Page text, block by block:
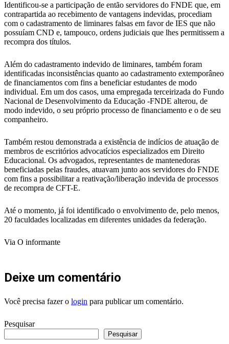
Identificou-se a participação de então servidores do FNDE que, em
contrapartida ao recebimento de vantagens indevidas, procediam
com o cadastramento de liminares falsas em favor de IES que não
possuíam CND e, tampouco, ordens judiciais que lhes permitissem a
recompra dos títulos.
Além do cadastramento indevido de liminares, também foram
identificadas inconsistências quanto ao cadastramento extemporâneo
de financiamentos com fins a beneficiar estudantes de modo
individual. Em um dos casos, uma empregada terceirizada do Fundo
Nacional de Desenvolvimento da Educação -FNDE alterou, de
modo indevido, o seu próprio processo de financiamento e o de seu
companheiro.
Também restou demonstrada a existência de indícios de atuação de
membros de escritórios advocatícios especializados em Direito
Educacional. Os advogados, representantes de mantenedoras
beneficiadas pelas fraudes, atuavam junto aos servidores do FNDE
com fins a possibilitar a reativação/liberação indevida de processos
de recompra de CFT-E.
Até o momento, já foi identificado o envolvimento de, pelo menos,
20 faculdades localizadas em diferentes unidades da federação.
Via O informante
Deixe um comentário
Você precisa fazer o login para publicar um comentário.
Pesquisar
Pesquisar